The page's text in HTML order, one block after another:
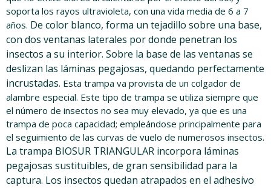
soporta los rayos ultravioleta, con una vida media de 6 a 7
años. De color blanco, forma un tejadillo sobre una base,
con dos ventanas laterales por donde penetran los
insectos a su interior. Sobre la base de las ventanas se
deslizan las láminas pegajosas, quedando perfectamente
incrustadas. Esta trampa va provista de un colgador de
alambre especial. Este tipo de trampa se utiliza siempre que
el número de insectos no sea muy elevado, ya que es una
trampa de poca capacidad; empleándose principalmente para
el seguimiento de las curvas de vuelo de numerosos insectos.
La trampa BIOSUR TRIANGULAR incorpora láminas
pegajosas sustituibles, de gran sensibilidad para la
captura. Los insectos quedan atrapados en el adhesivo